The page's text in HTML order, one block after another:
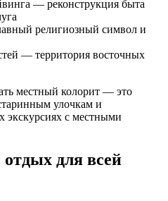
— реконструкция быта
религиозный символ и
— территория восточных
местный колорит — это
улочкам и
экскурсиях с местными
для всей